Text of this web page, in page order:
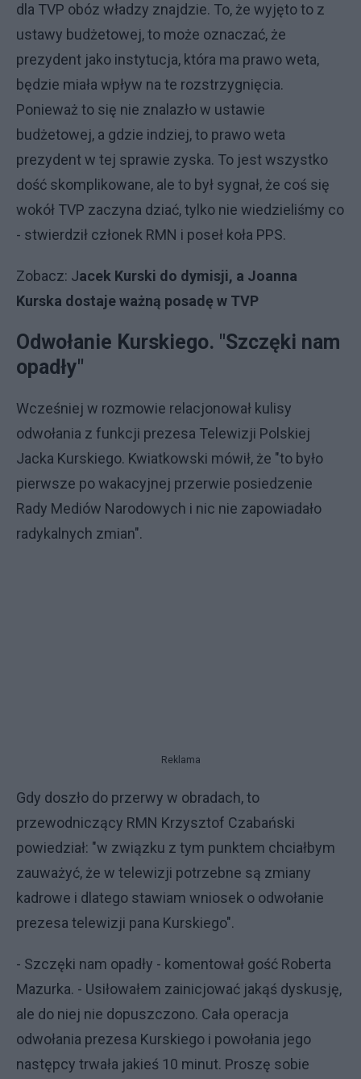
dla TVP obóz władzy znajdzie. To, że wyjęto to z
ustawy budżetowej, to może oznaczać, że
prezydent jako instytucja, która ma prawo weta,
będzie miała wpływ na te rozstrzygnięcia.
Ponieważ to się nie znalazło w ustawie
budżetowej, a gdzie indziej, to prawo weta
prezydent w tej sprawie zyska. To jest wszystko
dość skomplikowane, ale to był sygnał, że coś się
wokół TVP zaczyna dziać, tylko nie wiedzieliśmy co
- stwierdził członek RMN i poseł koła PPS.
Zobacz: Jacek Kurski do dymisji, a Joanna
Kurska dostaje ważną posadę w TVP
Odwołanie Kurskiego. "Szczęki nam
opadły"
Wcześniej w rozmowie relacjonował kulisy
odwołania z funkcji prezesa Telewizji Polskiej
Jacka Kurskiego. Kwiatkowski mówił, że "to było
pierwsze po wakacyjnej przerwie posiedzenie
Rady Mediów Narodowych i nic nie zapowiadało
radykalnych zmian".
Reklama
Gdy doszło do przerwy w obradach, to
przewodniczący RMN Krzysztof Czabański
powiedział: "w związku z tym punktem chciałbym
zauważyć, że w telewizji potrzebne są zmiany
kadrowe i dlatego stawiam wniosek o odwołanie
prezesa telewizji pana Kurskiego".
- Szczęki nam opadły - komentował gość Roberta
Mazurka. - Usiłowałem zainicjować jakąś dyskusję,
ale do niej nie dopuszczono. Cała operacja
odwołania prezesa Kurskiego i powołania jego
następcy trwała jakieś 10 minut. Proszę sobie